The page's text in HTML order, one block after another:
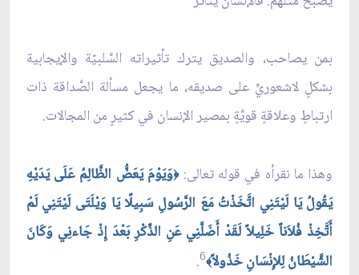
بمن يصاحب، والصديق يترك تأثيراته السَّلبيّة والإيجابية
بشكلٍ لاشعوريٍّ على صديقه، ما يجعل مسألة الصَّداقة ذات
ارتباطٍ وعلاقةٍ قويَّةٍ بمصير الإنسان في كثيرٍ من المجالات.
وهذا ما نقرأه في قوله تعالى:﴿وَيَوْمَ يَعَضُّ الظَّالِمُ عَلَى يَدَيْهِ
يَقُولُ يَا لَيْتَنِي اتَّخَذْتُ مَعَ الرَّسُولِ سَبِيلًا يَا وَيْلَتَى لَيْتَنِي لَمْ
أَتَّخِذْ فُلاَناً خَلِيلاً لَقَدْ أَضَلَّنِي عَنِ الذِّكْرِ بَعْدَ إِذْ جَاءنِي وَكَانَ
الشَّيْطَانُ لِلإِنْسَانِ خَذُولاً﴾6
.